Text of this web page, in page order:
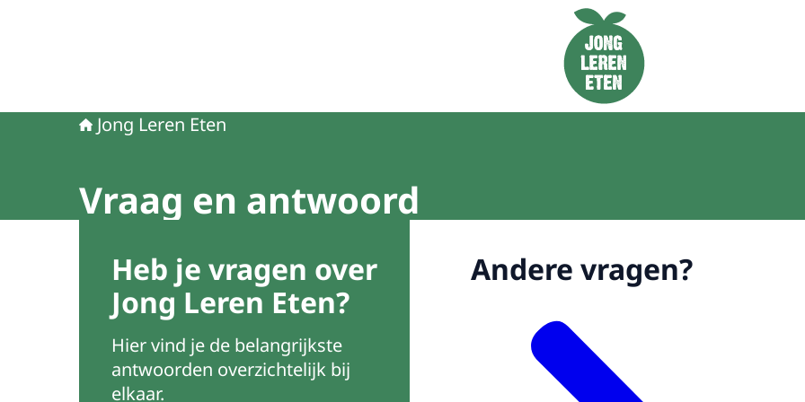
Naar de homepage van Jong Leren Eten
Jong Leren Eten
Vraag en antwoord
Heb je vragen over
Jong Leren Eten?
Hier vind je de belangrijkste
antwoorden overzichtelijk bij
elkaar.
Andere vragen?